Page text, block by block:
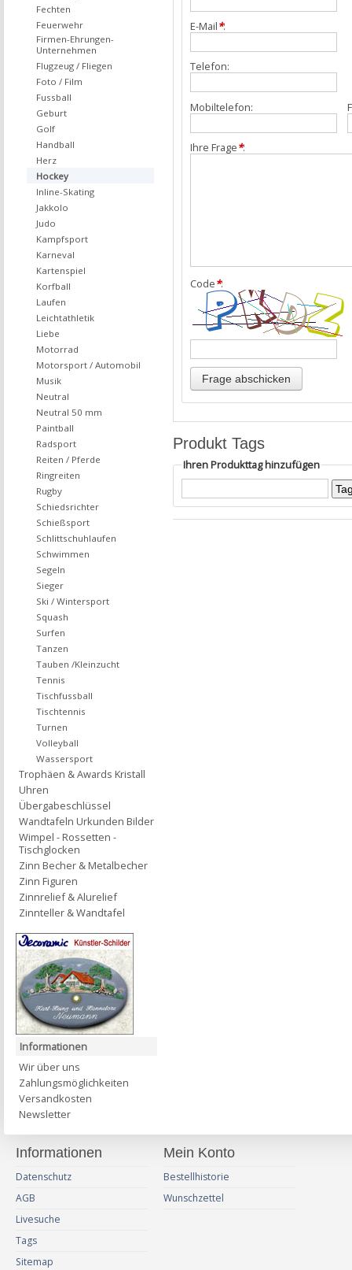
E-Mail*:
Telefon:
Mobiltelefon:
Ihre Frage*:
Code*:
Produkt Tags
Ihren Produkttag hinzufügen
Fechten
Feuerwehr
Firmen-Ehrungen-
Unternehmen
Flugzeug / Fliegen
Foto / Film
Fussball
Geburt
Golf
Handball
Herz
Hockey
Inline-Skating
Jakkolo
Judo
Kampfsport
Karneval
Kartenspiel
Korfball
Laufen
Leichtathletik
Liebe
Motorrad
Motorsport / Automobil
Musik
Neutral
Neutral 50 mm
Paintball
Radsport
Reiten / Pferde
Ringreiten
Rugby
Schiedsrichter
Schießsport
Schlittschuhlaufen
Schwimmen
Segeln
Sieger
Ski / Wintersport
Squash
Surfen
Tanzen
Tauben /Kleinzucht
Tennis
Tischfussball
Tischtennis
Turnen
Volleyball
Wassersport
Trophäen & Awards Kristall
Uhren
Übergabeschlüssel
Wandtafeln Urkunden Bilder
Wimpel - Rossetten -
Tischglocken
Zinn Becher & Metalbecher
Zinn Figuren
Zinnrelief & Alurelief
Zinnteller & Wandtafel
Informationen
Wir über uns
Zahlungsmöglichkeiten
Versandkosten
Newsletter
Informationen
Datenschutz
AGB
Livesuche
Tags
Sitemap
Mein Konto
Bestellhistorie
Wunschzettel